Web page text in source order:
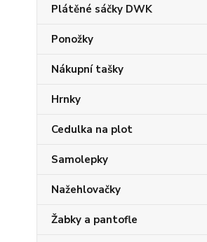
Plátěné sáčky DWK
Ponožky
Nákupní tašky
Hrnky
Cedulka na plot
Samolepky
Nažehlovačky
Žabky a pantofle